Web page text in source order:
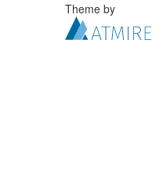
Theme by